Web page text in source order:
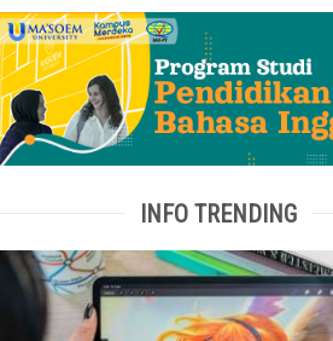
INFO TRENDING